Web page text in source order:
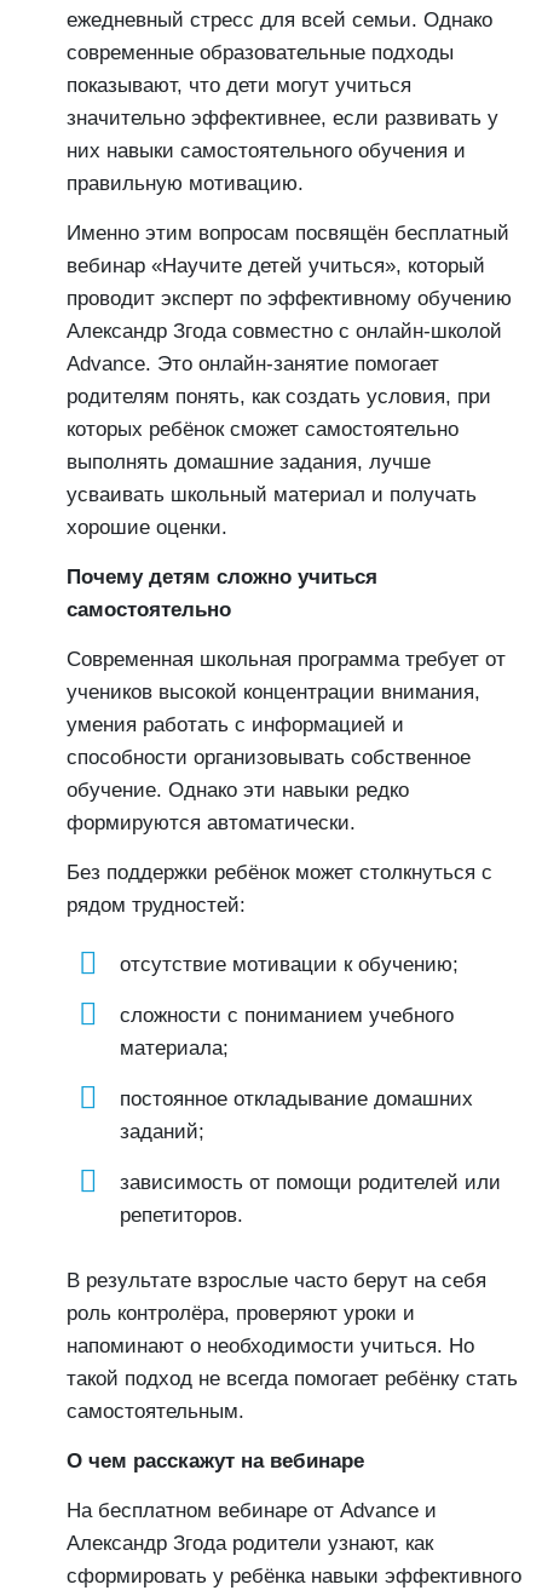
ежедневный стресс для всей семьи. Однако
современные образовательные подходы
показывают, что дети могут учиться
значительно эффективнее, если развивать у
них навыки самостоятельного обучения и
правильную мотивацию.
Именно этим вопросам посвящён бесплатный
вебинар «Научите детей учиться», который
проводит эксперт по эффективному обучению
Александр Згода совместно с онлайн-школой
Advance. Это онлайн-занятие помогает
родителям понять, как создать условия, при
которых ребёнок сможет самостоятельно
выполнять домашние задания, лучше
усваивать школьный материал и получать
хорошие оценки.
Почему детям сложно учиться
самостоятельно
Современная школьная программа требует от
учеников высокой концентрации внимания,
умения работать с информацией и
способности организовывать собственное
обучение. Однако эти навыки редко
формируются автоматически.
Без поддержки ребёнок может столкнуться с
рядом трудностей:
отсутствие мотивации к обучению;
сложности с пониманием учебного
материала;
постоянное откладывание домашних
заданий;
зависимость от помощи родителей или
репетиторов.
В результате взрослые часто берут на себя
роль контролёра, проверяют уроки и
напоминают о необходимости учиться. Но
такой подход не всегда помогает ребёнку стать
самостоятельным.
О чем расскажут на вебинаре
На бесплатном вебинаре от Advance и
Александр Згода родители узнают, как
сформировать у ребёнка навыки эффективного